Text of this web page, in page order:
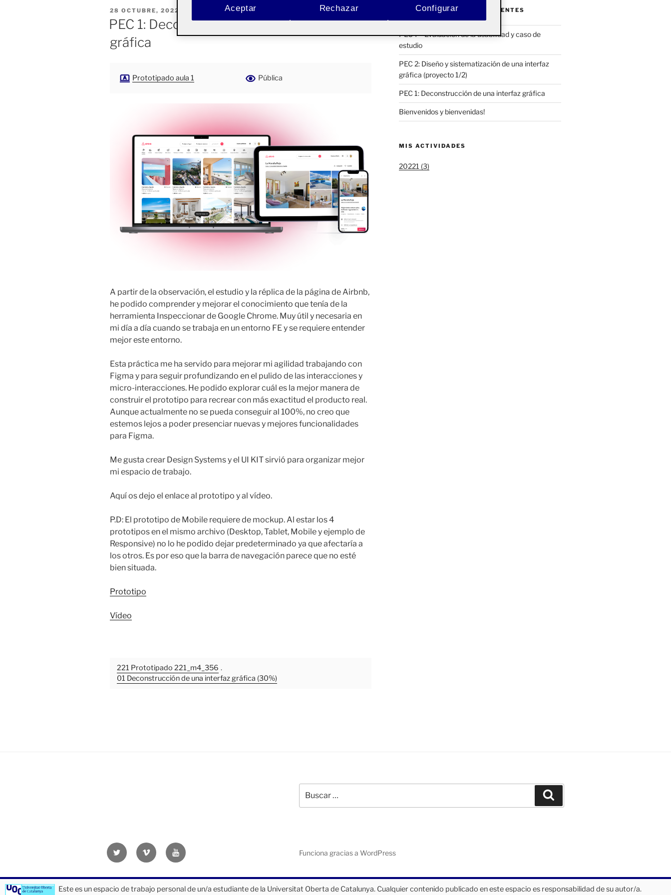
PUBLICADO
EL
28 OCTUBRE, 2022
PEC 1: Deconstrucción de una interfaz
gráfica
Prototipado aula 1 Pública
A partir de la observación, el estudio y la réplica de la página de Airbnb,
he podido comprender y mejorar el conocimiento que tenía de la
herramienta Inspeccionar de Google Chrome. Muy útil y necesaria en
mi día a día cuando se trabaja en un entorno FE y se requiere entender
mejor este entorno.
Esta práctica me ha servido para mejorar mi agilidad trabajando con
Figma y para seguir profundizando en el pulido de las interacciones y
micro-interacciones. He podido explorar cuál es la mejor manera de
construir el prototipo para recrear con más exactitud el producto real.
Aunque actualmente no se pueda conseguir al 100%, no creo que
estemos lejos a poder presenciar nuevas y mejores funcionalidades
para Figma.
Me gusta crear Design Systems y el UI KIT sirvió para organizar mejor
mi espacio de trabajo.
Aquí os dejo el enlace al prototipo y al vídeo.
P.D: El prototipo de Mobile requiere de mockup. Al estar los 4
prototipos en el mismo archivo (Desktop, Tablet, Mobile y ejemplo de
Responsive) no lo he podido dejar predeterminado ya que afectaría a
los otros. Es por eso que la barra de navegación parece que no esté
bien situada.
Prototipo
Vídeo
221 Prototipado 221_m4_356 .
01 Deconstrucción de una interfaz gráfica (30%)
ACTIFOLIO ENTRADAS RECIENTES
PEC4 – Evaluación de la usabilidad y caso de
estudio
PEC 2: Diseño y sistematización de una interfaz
gráfica (proyecto 1/2)
PEC 1: Deconstrucción de una interfaz gráfica
Bienvenidos y bienvenidas!
MIS ACTIVIDADES
20221 (3)
por:
Twitter
UOC
Vimeo
UOC
Youtube
UOC
Funciona gracias a WordPress
Este es un espacio de trabajo personal de un/a estudiante de la Universitat Oberta de Catalunya. Cualquier contenido publicado en este espacio es responsabilidad de su autor/a.
Rechazar
Aceptar Configurar